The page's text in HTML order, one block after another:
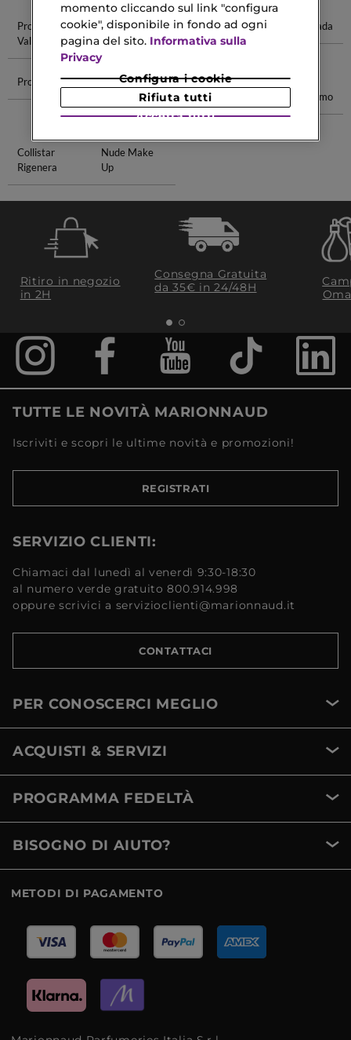
Profumi
Valentino
Profumi Alien
Profumi
Versace
Profumi Prada
Profumi Gucci
Fondotinta
Per Pelle
Secca
Makeup Italia
Confezione
Profumi Uomo
Collistar
Rigenera
Nude Make
Up
Ritiro in negozio
in 2H
Consegna Gratuita
da 35€​ in 24/48H
TUTTE LE NOVITÀ MARIONNAUD
Iscriviti e scopri le ultime novità e promozioni!
REGISTRATI
SERVIZIO CLIENTI:
Chiamaci dal lunedì al venerdì 9:30-18:30
al numero verde gratuito 800.914.998
oppure scrivici a servizioclienti@marionnaud.it
CONTATTACI
PER CONOSCERCI MEGLIO
ACQUISTI & SERVIZI
PROGRAMMA FEDELTÀ
BISOGNO DI AIUTO?
METODI DI PAGAMENTO
momento cliccando sul link "configura
cookie", disponibile in fondo ad ogni
pagina del sito. Informativa sulla
Privacy
Configura i cookie
Rifiuta tutti
Accetta tutti